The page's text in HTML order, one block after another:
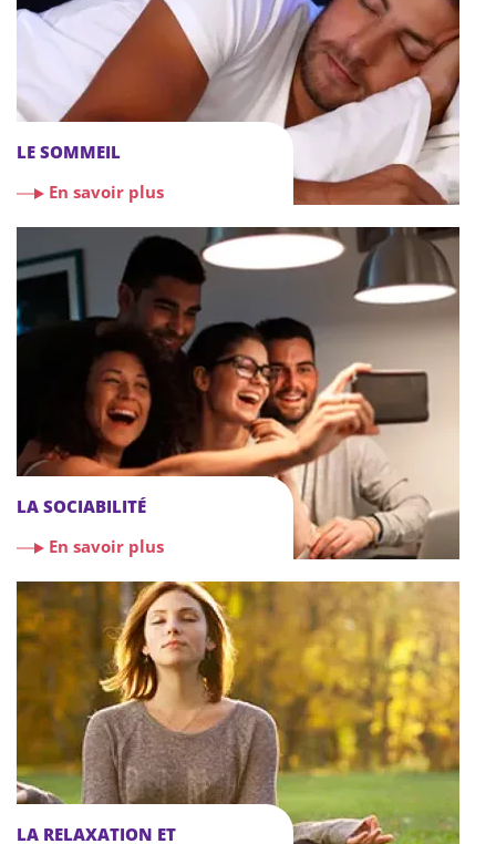
LE SOMMEIL
En savoir plus
LA SOCIABILITÉ
En savoir plus
LA RELAXATION ET